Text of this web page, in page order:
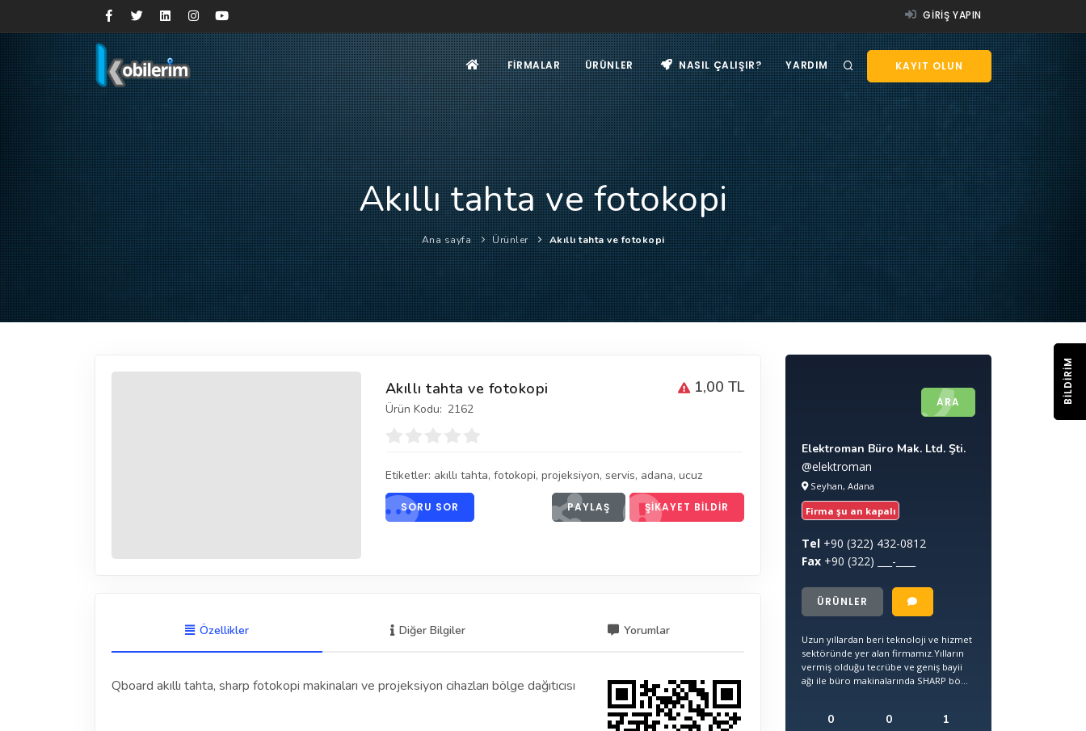
GIRIŞ YAPIN
KAYIT OLUN
FIRMALAR ÜRÜNLER NASIL ÇALIŞIR? YARDIM
Akıllı tahta ve fotokopi
Ana sayfa Ürünler Akıllı tahta ve fotokopi
1,00 TL
Akıllı tahta ve fotokopi
Ürün Kodu: 2162
Etiketler: akıllı tahta, fotokopi, projeksiyon, servis, adana, ucuz
SORU SOR PAYLAŞ ŞIKAYET BILDIR
Özellikler Diğer Bilgiler Yorumlar
Qboard akıllı tahta, sharp fotokopi makinaları ve projeksiyon cihazları bölge dağıtıcısı
ARA
Elektroman Büro Mak. Ltd. Şti.
@elektroman
Seyhan, Adana
Firma şu an kapalı
Tel +90 (322) 432-0812
Fax +90 (322) ___-____
ÜRÜNLER
Uzun yıllardan beri teknoloji ve hizmet
sektöründe yer alan firmamız.Yılların
vermiş olduğu tecrübe ve geniş bayii
ağı ile büro makinalarında SHARP bö...
0 0 1
BILDIRIM